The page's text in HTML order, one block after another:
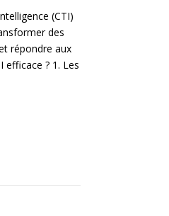
(CTI)
des
répondre aux
efficace ? 1. Les